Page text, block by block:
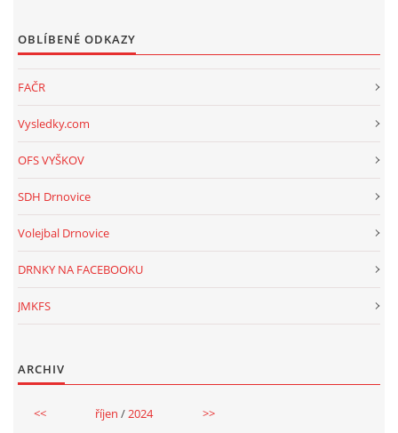
OBLÍBENÉ ODKAZY
FAČR
Vysledky.com
OFS VYŠKOV
SDH Drnovice
Volejbal Drnovice
DRNKY NA FACEBOOKU
JMKFS
ARCHIV
<< říjen /2024 >>